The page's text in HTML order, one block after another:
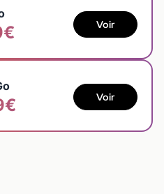
Voir
Voir